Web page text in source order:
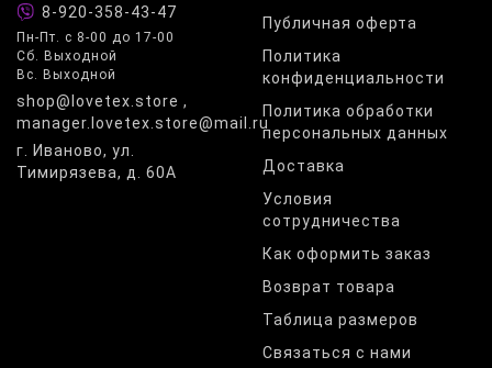
8-920-358-43-47
Пн-Пт. с 8-00 до 17-00
Сб. Выходной
Вс. Выходной
shop@lovetex.store ,
manager.lovetex.store@mail.ru
г. Иваново, ул.
Тимирязева, д. 60А
Публичная оферта
Политика
конфиденциальности
Политика обработки
персональных данных
Доставка
Условия
сотрудничества
Как оформить заказ
Возврат товара
Таблица размеров
Связаться с нами